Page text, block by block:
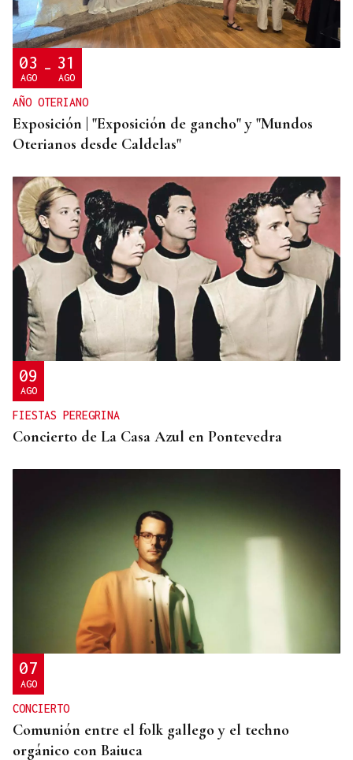
03
AGO - 31
AGO
AÑO OTERIANO
Exposición | "Exposición de gancho" y "Mundos
Oterianos desde Caldelas"
09
AGO
FIESTAS PEREGRINA
Concierto de La Casa Azul en Pontevedra
07
AGO
CONCIERTO
Comunión entre el folk gallego y el techno
orgánico con Baiuca